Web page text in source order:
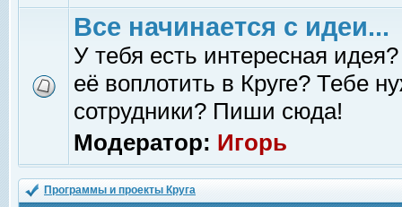
Все начинается с идеи...
У тебя есть интересная
её воплотить в Круге? Тебе
сотрудники? Пиши сюда!
Модератор: Игорь
Программы и проекты Круга